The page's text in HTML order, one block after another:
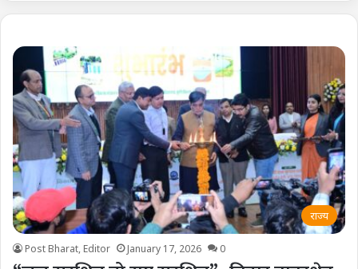
राज्य
Post Bharat, Editor January 17, 2026 0